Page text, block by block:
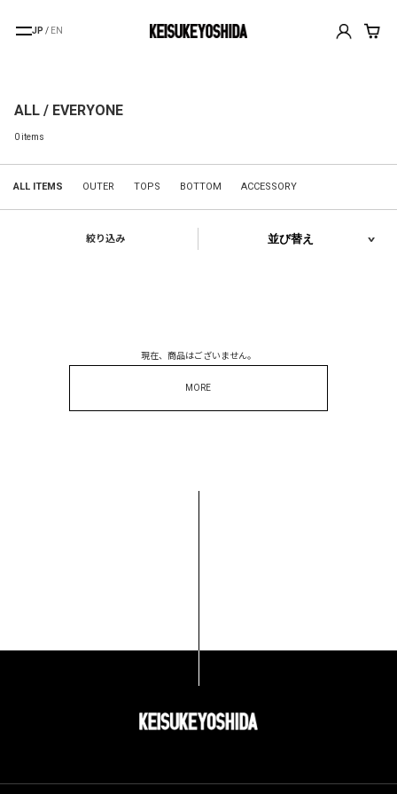
JP / EN
ALL / EVERYONE
0 items
ALL ITEMS OUTER TOPS BOTTOM ACCESSORY
絞り込み
現在、商品はございません。
MORE